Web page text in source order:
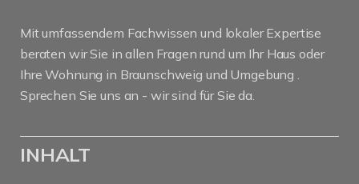
Mit umfassendem Fachwissen und lokaler Expertise
beraten wir Sie in allen Fragen rund um Ihr Haus oder
Ihre Wohnung in Braunschweig und Umgebung .
Sprechen Sie uns an - wir sind für Sie da.
INHALT